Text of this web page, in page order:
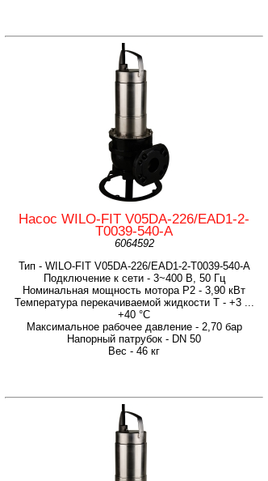
Насос WILO-FIT V05DA-226/EAD1-2-
T0039-540-A
6064592
Тип - WILO-FIT V05DA-226/EAD1-2-T0039-540-A
Подключение к сети - 3~400 В, 50 Гц
Номинальная мощность мотора P2 - 3,90 кВт
Температура перекачиваемой жидкости T - +3 ...
+40 °C
Максимальное рабочее давление - 2,70 бар
Напорный патрубок - DN 50
Вес - 46 кг